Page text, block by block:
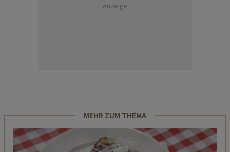
Anzeige
MEHR ZUM THEMA